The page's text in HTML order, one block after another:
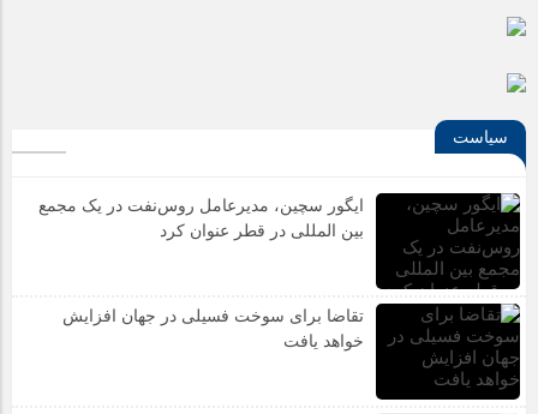
سیاست
ایگور سچین، مدیرعامل روس‌نفت در یک مجمع
بین المللی در قطر عنوان کرد
تقاضا برای سوخت فسیلی در جهان افزایش
خواهد یافت